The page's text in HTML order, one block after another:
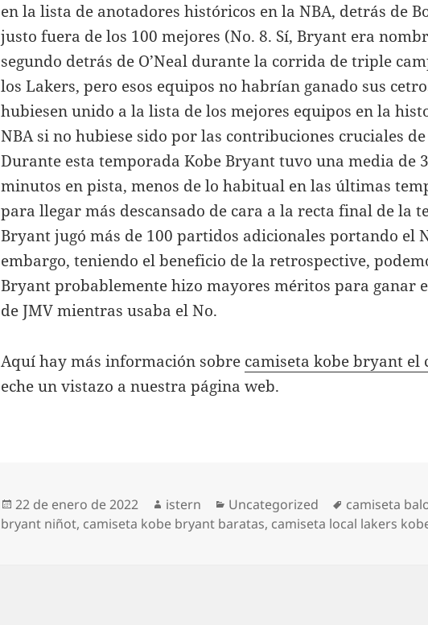
en la lista de anotadores históricos en la NBA, detrás de
justo fuera de los 100 mejores (No. 8. Sí, Bryant era
segundo detrás de O’Neal durante la corrida de triple
los Lakers, pero esos equipos no habrían ganado sus
hubiesen unido a la lista de los mejores equipos en la
NBA si no hubiese sido por las contribuciones cruciales de
Durante esta temporada Kobe Bryant tuvo una media de
minutos en pista, menos de lo habitual en las últimas
para llegar más descansado de cara a la recta final de la
Bryant jugó más de 100 partidos adicionales portando el
embargo, teniendo el beneficio de la retrospective,
Bryant probablemente hizo mayores méritos para ganar
de JMV mientras usaba el No.
Aquí hay más información sobre camiseta kobe bryant el
eche un vistazo a nuestra página web.
Publicado
el
22 de enero de 2022 Autor
istern Categorías
Uncategorized Etiquetas
camiseta
bryant niñot, camiseta kobe bryant baratas, camiseta local lakers